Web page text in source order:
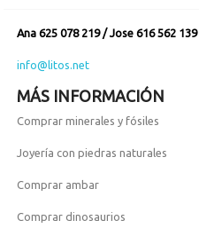
Ana 625 078 219 / Jose 616 562 139
info@litos.net
MÁS INFORMACIÓN
Comprar minerales y fósiles
Joyería con piedras naturales
Comprar ambar
Comprar dinosaurios